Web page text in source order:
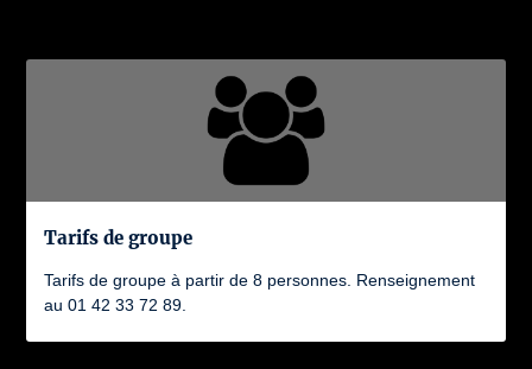
Tarifs de groupe
Tarifs de groupe à partir de 8 personnes. Renseignement
au 01 42 33 72 89.